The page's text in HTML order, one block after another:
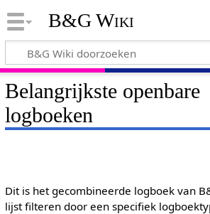
B&G Wiki
Belangrijkste openbare
logboeken
Dit is het gecombineerde logboek van
lijst filteren door een specifiek